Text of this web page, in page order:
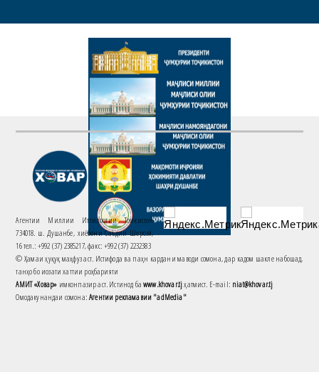
Агентии Миллии Иттилоотии Тоҷикистон
734018. ш. Душанбе, хиёбони Саъдии Шерозӣ,
16 тел.: +992 (37) 2385217, факс: +992 (37) 2232383
© Ҳамаи ҳуқуқ маҳфуз аст. Истифода ва паҳн кардани маводи сомона, дар кадом шакле набошад,
танҳо бо иҷозати хаттии роҳбарияти
АМИТ «Ховар» имконпазир аст. Истинод баwww.khovar.tjҳатмист. E-mail: niat@khovar.tj
Омодакунандаи сомона:Агентии рекламавии "adMedia"